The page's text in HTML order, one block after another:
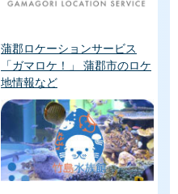
蒲郡ロケーションサービス
「ガマロケ！」 蒲郡市のロケ
地情報など